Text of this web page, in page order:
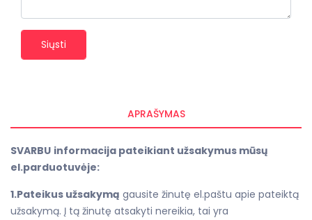
Siųsti
APRAŠYMAS
SVARBU informacija pateikiant užsakymus mūsų
el.parduotuvėje:
1.Pateikus užsakymą gausite žinutę el.paštu apie pateiktą
užsakymą. Į tą žinutę atsakyti nereikia, tai yra